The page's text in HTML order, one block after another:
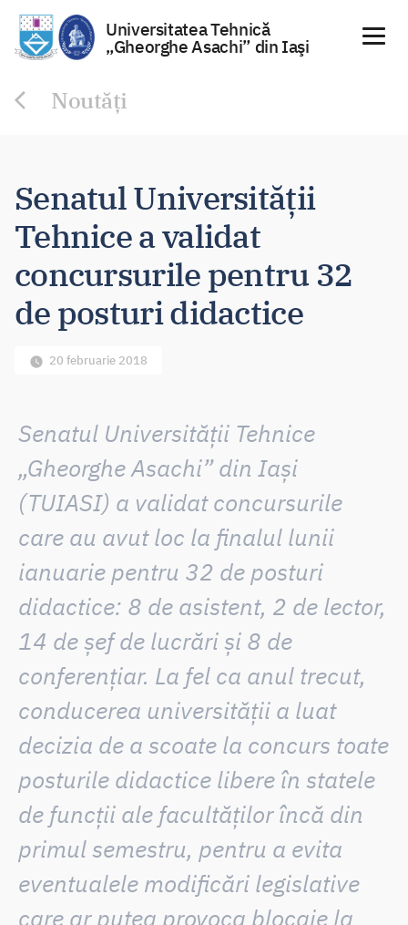
Universitatea Tehnică
„Gheorghe Asachi” din Iaşi
Noutăți
Senatul Universității
Tehnice a validat
concursurile pentru 32
de posturi didactice
20 februarie 2018
Senatul Universității Tehnice
„Gheorghe Asachi” din Iași
(TUIASI) a validat concursurile
care au avut loc la finalul lunii
ianuarie pentru 32 de posturi
didactice: 8 de asistent, 2 de lector,
14 de șef de lucrări și 8 de
conferențiar. La fel ca anul trecut,
conducerea universității a luat
decizia de a scoate la concurs toate
posturile didactice libere în statele
de funcții ale facultățilorîncă din
primul semestru, pentru a evita
eventualele modificări legislative
care ar putea provoca blocaje la